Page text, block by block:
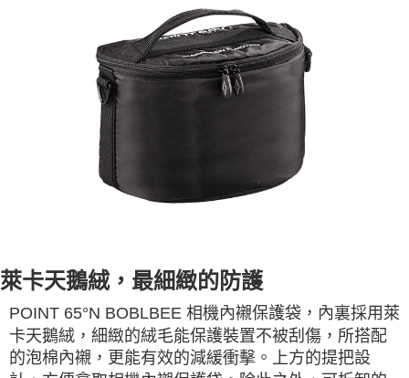
萊卡天鵝絨，最細緻的防護
POINT 65°N BOBLBEE 相機內襯保護袋，內裏採用萊
卡天鵝絨，細緻的絨毛能保護裝置不被刮傷，所搭配
的泡棉內襯，更能有效的減緩衝擊。上方的提把設